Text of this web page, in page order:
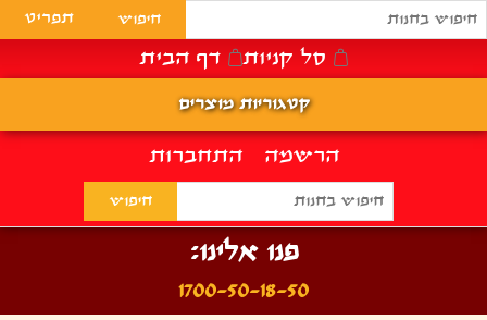
הרשמה התחברות
סל קניות דף הבית
פנו אלינו:
1700-50-18-50
תפריט
קטגוריות מוצרים